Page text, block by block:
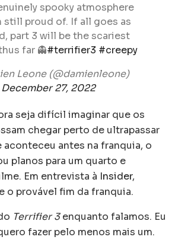
spooky atmosphere
still proud of. If all goes as
part 3 will be the scariest
far 👻#terrifier3 #creepy
Leone (@damienleone)
December 27, 2022
seja difícil imaginar que os
chegar perto de ultrapassar
antes na franquia, o
planos para um quarto e
Em entrevista à Insider,
o provável fim da franquia.
Terrifier 3enquanto falamos. Eu
fazer pelo menos mais um.